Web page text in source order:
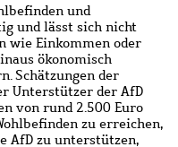
und
und lässt sich nicht
wie Einkommen oder
ökonomisch
Schätzungen der
Unterstützer der AfD
von rund 2.500 Euro
zu erreichen,
AfD zu unterstützen,